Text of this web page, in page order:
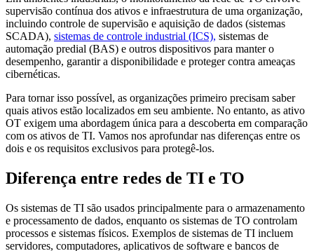
supervisão contínua dos ativos e infraestrutura de uma organização,
incluindo controle de supervisão e aquisição de dados (sistemas
SCADA), sistemas de controle industrial (ICS), sistemas de
automação predial (BAS) e outros dispositivos para manter o
desempenho, garantir a disponibilidade e proteger contra ameaças
cibernéticas.
Para tornar isso possível, as organizações primeiro precisam saber
quais ativos estão localizados em seu ambiente. No entanto, as ativo
OT exigem uma abordagem única para a descoberta em comparação
com os ativos de TI. Vamos nos aprofundar nas diferenças entre os
dois e os requisitos exclusivos para protegê-los.
Diferença entre redes de TI e TO
Os sistemas de TI são usados principalmente para o armazenamento
e processamento de dados, enquanto os sistemas de TO controlam
processos e sistemas físicos. Exemplos de sistemas de TI incluem
servidores, computadores, aplicativos de software e bancos de